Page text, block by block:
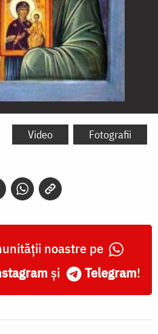
Video Fotografii
noastre pe
și Telegram!